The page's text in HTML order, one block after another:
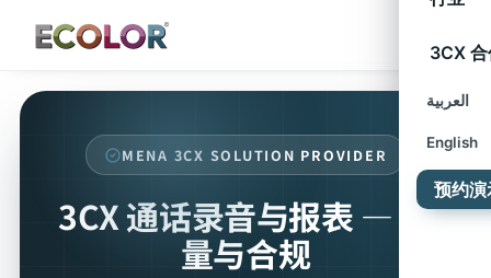
3CX
العربية
English
预约演
MENA 3CX SOLUTION PROVIDER
3CX 通话录音与报表 — 质
量与合规